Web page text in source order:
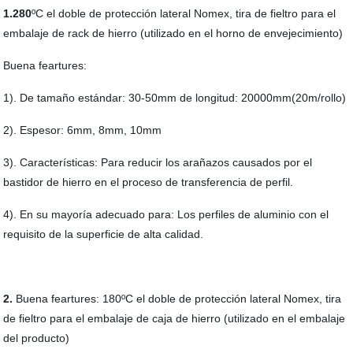
1.280ºC el doble de protección lateral Nomex, tira de fieltro para el
embalaje de rack de hierro (utilizado en el horno de envejecimiento)
Buena feartures:
1). De tamaño estándar: 30-50mm de longitud: 20000mm(20m/rollo)
2). Espesor: 6mm, 8mm, 10mm
3). Características: Para reducir los arañazos causados por el
bastidor de hierro en el proceso de transferencia de perfil.
4). En su mayoría adecuado para: Los perfiles de aluminio con el
requisito de la superficie de alta calidad.
2. Buena feartures: 180ºC el doble de protección lateral Nomex, tira
de fieltro para el embalaje de caja de hierro (utilizado en el embalaje
del producto)